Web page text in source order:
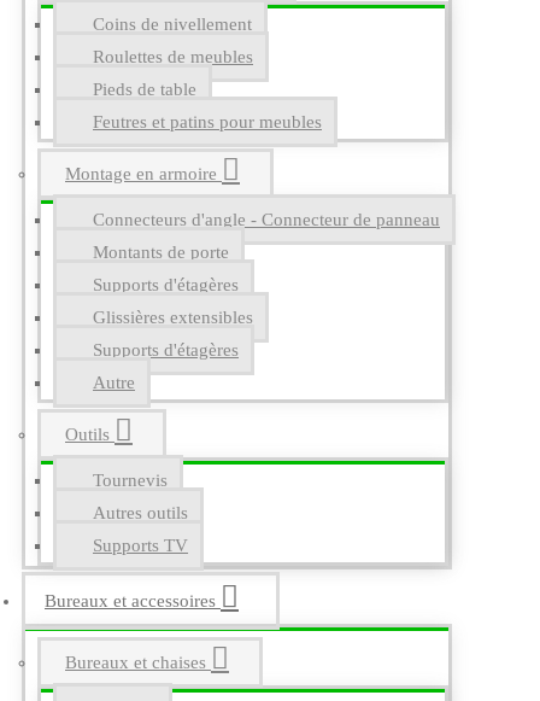
Coins de nivellement
Roulettes de meubles
Pieds de table
Feutres et patins pour meubles
Montage en armoire
Connecteurs d'angle - Connecteur de panneau
Montants de porte
Supports d'étagères
Glissières extensibles
Supports d'étagères
Autre
Outils
Tournevis
Autres outils
Supports TV
Bureaux et accessoires
Bureaux et chaises